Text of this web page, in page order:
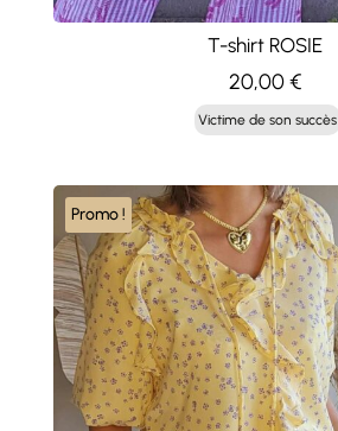
T-shirt ROSIE
20,00€
Victime de son succès
Promo !